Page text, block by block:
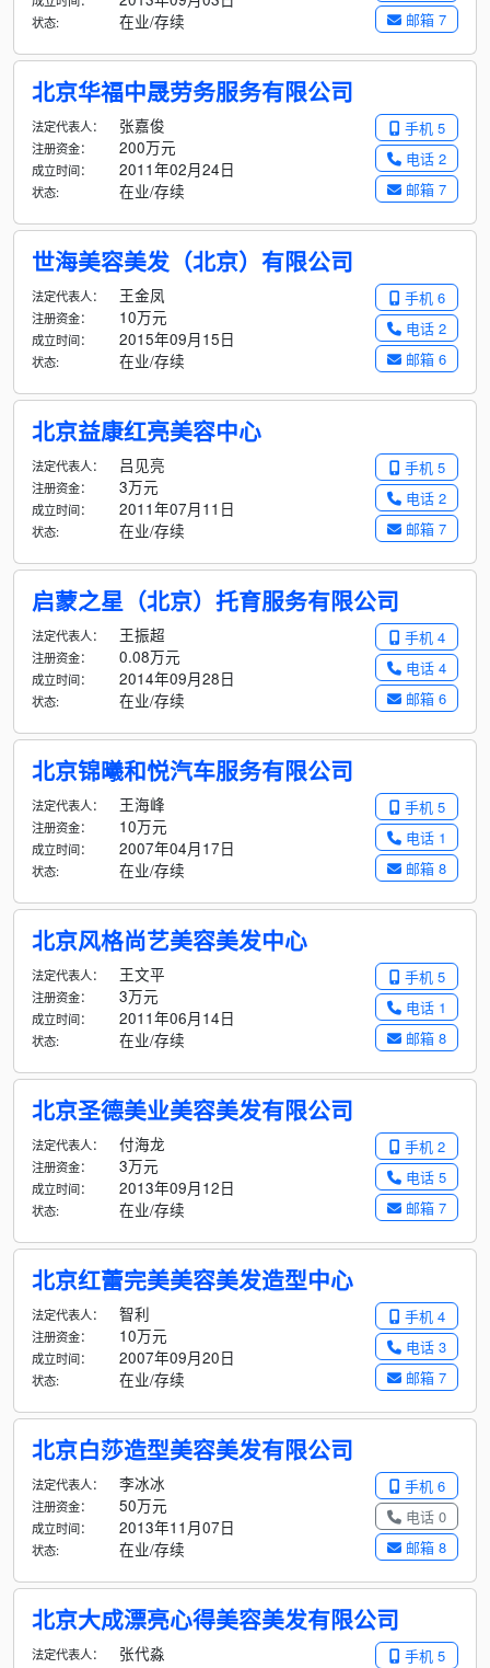
邮箱 7
状态: 在业/存续
北京华福中晟劳务服务有限公司
手机 5
电话 2
邮箱 7
法定代表人： 张嘉俊
注册资金： 200万元
成立时间： 2011年02月24日
状态: 在业/存续
世海美容美发（北京）有限公司
手机 6
电话 2
邮箱 6
法定代表人： 王金凤
注册资金： 10万元
成立时间： 2015年09月15日
状态: 在业/存续
北京益康红亮美容中心
手机 5
电话 2
邮箱 7
法定代表人： 吕见亮
注册资金： 3万元
成立时间： 2011年07月11日
状态: 在业/存续
启蒙之星（北京）托育服务有限公司
手机 4
电话 4
邮箱 6
法定代表人： 王振超
注册资金： 0.08万元
成立时间： 2014年09月28日
状态: 在业/存续
北京锦曦和悦汽车服务有限公司
手机 5
电话 1
邮箱 8
法定代表人： 王海峰
注册资金： 10万元
成立时间： 2007年04月17日
状态: 在业/存续
北京风格尚艺美容美发中心
手机 5
电话 1
邮箱 8
法定代表人： 王文平
注册资金： 3万元
成立时间： 2011年06月14日
状态: 在业/存续
北京圣德美业美容美发有限公司
手机 2
电话 5
邮箱 7
法定代表人： 付海龙
注册资金： 3万元
成立时间： 2013年09月12日
状态: 在业/存续
北京红蕾完美美容美发造型中心
手机 4
电话 3
邮箱 7
法定代表人： 智利
注册资金： 10万元
成立时间： 2007年09月20日
状态: 在业/存续
北京白莎造型美容美发有限公司
手机 6
电话 0
邮箱 8
法定代表人： 李冰冰
注册资金： 50万元
成立时间： 2013年11月07日
状态: 在业/存续
北京大成漂亮心得美容美发有限公司
手机 5
法定代表人： 张代淼